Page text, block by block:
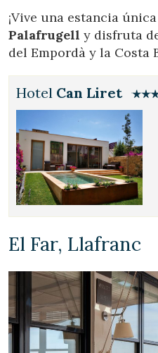
¡Vive una estancia
Palafrugell y disfruta
del Empordà y la Costa
Hotel Can Liret
El Far, Llafranc
navegación. Gracias a ellas,
relacionada con el perfil de